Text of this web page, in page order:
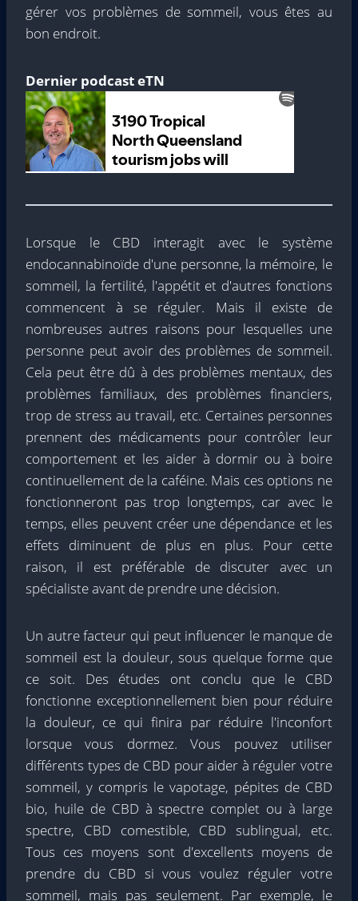
gérer vos problèmes de sommeil, vous êtes au
bon endroit.
Dernier podcast eTN
Lorsque le CBD interagit avec le système
endocannabinoïde d'une personne, la mémoire, le
sommeil, la fertilité, l'appétit et d'autres fonctions
commencent à se réguler. Mais il existe de
nombreuses autres raisons pour lesquelles une
personne peut avoir des problèmes de sommeil.
Cela peut être dû à des problèmes mentaux, des
problèmes familiaux, des problèmes financiers,
trop de stress au travail, etc. Certaines personnes
prennent des médicaments pour contrôler leur
comportement et les aider à dormir ou à boire
continuellement de la caféine. Mais ces options ne
fonctionneront pas trop longtemps, car avec le
temps, elles peuvent créer une dépendance et les
effets diminuent de plus en plus. Pour cette
raison, il est préférable de discuter avec un
spécialiste avant de prendre une décision.
Un autre facteur qui peut influencer le manque de
sommeil est la douleur, sous quelque forme que
ce soit. Des études ont conclu que le CBD
fonctionne exceptionnellement bien pour réduire
la douleur, ce qui finira par réduire l'inconfort
lorsque vous dormez. Vous pouvez utiliser
différents types de CBD pour aider à réguler votre
sommeil, y compris le vapotage, pépites de CBD
bio, huile de CBD à spectre complet ou à large
spectre, CBD comestible, CBD sublingual, etc.
Tous ces moyens sont d'excellents moyens de
prendre du CBD si vous voulez réguler votre
sommeil, mais pas seulement. Par exemple, le